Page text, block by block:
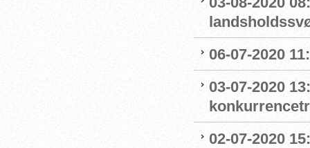
06-07-2020
03-07-2020
02-07-2020